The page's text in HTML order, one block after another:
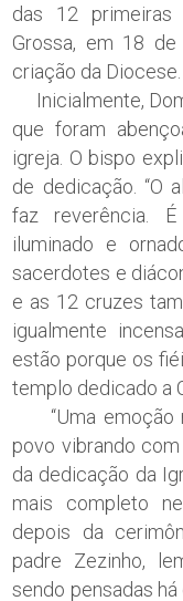
das 12 primeiras
Grossa, em 18
criação da Diocese.
Inicialmente,
que foram
igreja. O bispo
de dedicação. “O
faz reverência.
iluminado e
sacerdotes e
e as 12 cruzes
igualmente
estão porque os
templo dedicado a
“Uma emoção
povo vibrando
da dedicação da
mais completo
depois da
padre Zezinho,
sendo pensadas